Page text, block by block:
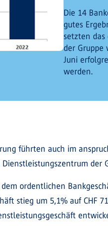
Die 14
gutes
setzten
der Gruppe
Juni
werden.
führten auch im
der
ordentlichen
stieg um 5,1% auf CHF